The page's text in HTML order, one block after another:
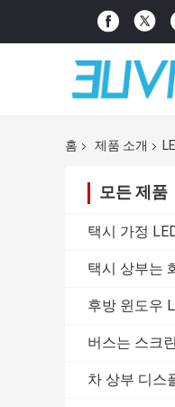
홈 제품 소개
모든 제품
택시 가정
택시 상부는
후방 윈도우
버스는 스크
차 상부 디스